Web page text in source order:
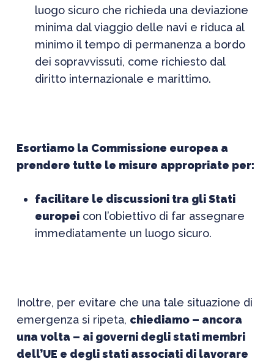
luogo sicuro che richieda una deviazione
minima dal viaggio delle navi e riduca al
minimo il tempo di permanenza a bordo
dei sopravvissuti, come richiesto dal
diritto internazionale e marittimo.
Esortiamo la Commissione europea a
prendere tutte le misure appropriate per:
facilitare le discussioni tra gli Stati
europeicon l’obiettivo di far assegnare
immediatamente un luogo sicuro.
Inoltre, per evitare che una tale situazione di
emergenza si ripeta, chiediamo – ancora
una volta – ai governi degli stati membri
dell’UE e degli stati associati di lavorare